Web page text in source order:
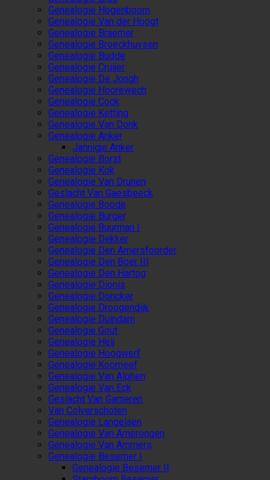
Genealogie Hogenboom
Genealogie Van der Hoogt
Genealogie Braemer
Genealogie Broeckhuysen
Genealogie Budde
Genealogie Cruijer
Genealogie De Jongh
Genealogie Hoorewech
Genealogie Cock
Genealogie Ketting
Genealogie Van Donk
Genealogie Anker
Jannigje Anker
Genealogie Borst
Genealogie Kok
Genealogie Van Drunen
Geslacht Van Gaesbeeck
Genealogie Boode
Genealogie Burger
Genealogie Buurman I
Genealogie Dekker
Genealogie Den Amersfoorder
Genealogie Den Boer III
Genealogie Den Hartog
Genealogie Dionis
Genealogie Doncker
Genealogie Droogendijk
Genealogie Duindam
Genealogie Gout
Genealogie Heij
Genealogie Hoogwerf
Genealogie Koorneef
Genealogie Van Alphen
Genealogie Van Eck
Geslacht Van Gameren
Van Colverschoten
Genealogie Langelaen
Genealogie Van Amerongen
Genealogie Van Ammers
Genealogie Besemer I
Genealogie Besemer II